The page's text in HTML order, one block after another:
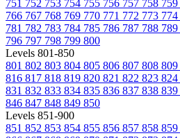
751 752 753 754 755 756 757 758 759
766 767 768 769 770 771 772 773 774
781 782 783 784 785 786 787 788 789
796 797 798 799 800
Levels 801-850
801 802 803 804 805 806 807 808 809
816 817 818 819 820 821 822 823 824
831 832 833 834 835 836 837 838 839
846 847 848 849 850
Levels 851-900
851 852 853 854 855 856 857 858 859